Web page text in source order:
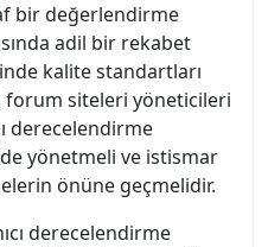
bir değerlendirme
adil bir rekabet
kalite standartları
forum siteleri yöneticileri
derecelendirme
yönetmeli ve istismar
önüne geçmelidir.
derecelendirme